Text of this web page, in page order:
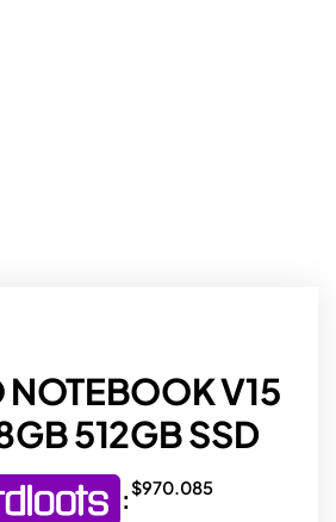
NOTEBOOK V15
512GB SSD
:$970.085